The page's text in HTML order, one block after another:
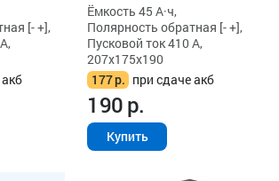
[- +],
Ёмкость 45 А·ч,
Полярность обратная [- +],
Пусковой ток 410 А,
207x175x190
177р. при сдаче акб
190р.
Купить